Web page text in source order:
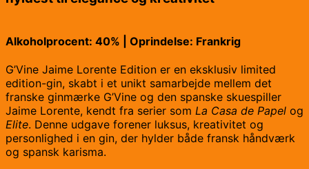
Alkoholprocent: 40% | Oprindelse: Frankrig
G’Vine Jaime Lorente Edition er en eksklusiv limited
edition-gin, skabt i et unikt samarbejde mellem det
franske ginmærke G’Vine og den spanske skuespiller
Jaime Lorente, kendt fra serier som La Casa de Papel og
Elite. Denne udgave forener luksus, kreativitet og
personlighed i en gin, der hylder både fransk håndværk
og spansk karisma.